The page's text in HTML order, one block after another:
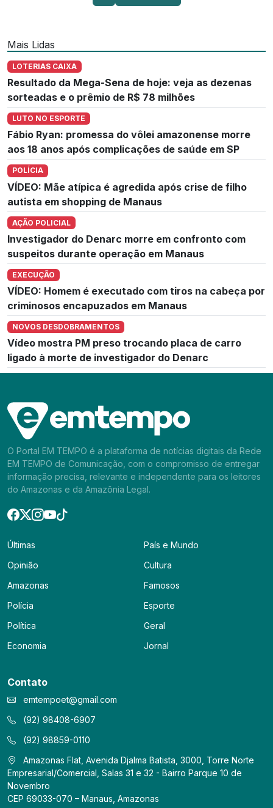
Mais Lidas
LOTERIAS CAIXA
Resultado da Mega-Sena de hoje: veja as dezenas
sorteadas e o prêmio de R$ 78 milhões
LUTO NO ESPORTE
Fábio Ryan: promessa do vôlei amazonense morre
aos 18 anos após complicações de saúde em SP
POLÍCIA
VÍDEO: Mãe atípica é agredida após crise de filho
autista em shopping de Manaus
AÇÃO POLICIAL
Investigador do Denarc morre em confronto com
suspeitos durante operação em Manaus
EXECUÇÃO
VÍDEO: Homem é executado com tiros na cabeça por
criminosos encapuzados em Manaus
NOVOS DESDOBRAMENTOS
Vídeo mostra PM preso trocando placa de carro
ligado à morte de investigador do Denarc
O Portal EM TEMPO é a plataforma de notícias digitais da Rede
EM TEMPO de Comunicação, com o compromisso de entregar
informação precisa, relevante e independente para os leitores
do Amazonas e da Amazônia Legal.
Últimas
Opinião
Amazonas
Polícia
Política
Economia
País e Mundo
Cultura
Famosos
Esporte
Geral
Jornal
Contato
emtempoet@gmail.com
(92) 98408-6907
(92) 98859-0110
Amazonas Flat, Avenida Djalma Batista, 3000, Torre Norte
Empresarial/Comercial, Salas 31 e 32 - Bairro Parque 10 de
Novembro
CEP 69033-070 – Manaus, Amazonas